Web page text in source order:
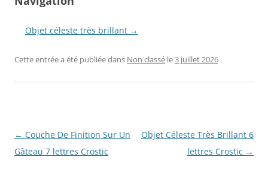
Objet céleste très brillant →
Cette entrée a été publiée dans Non classé le3 juillet 2026 .
Navigation
des
← Couche De Finition Sur Un
Gâteau 7 lettres Crostic
Objet Céleste Très Brillant 6
lettres Crostic →